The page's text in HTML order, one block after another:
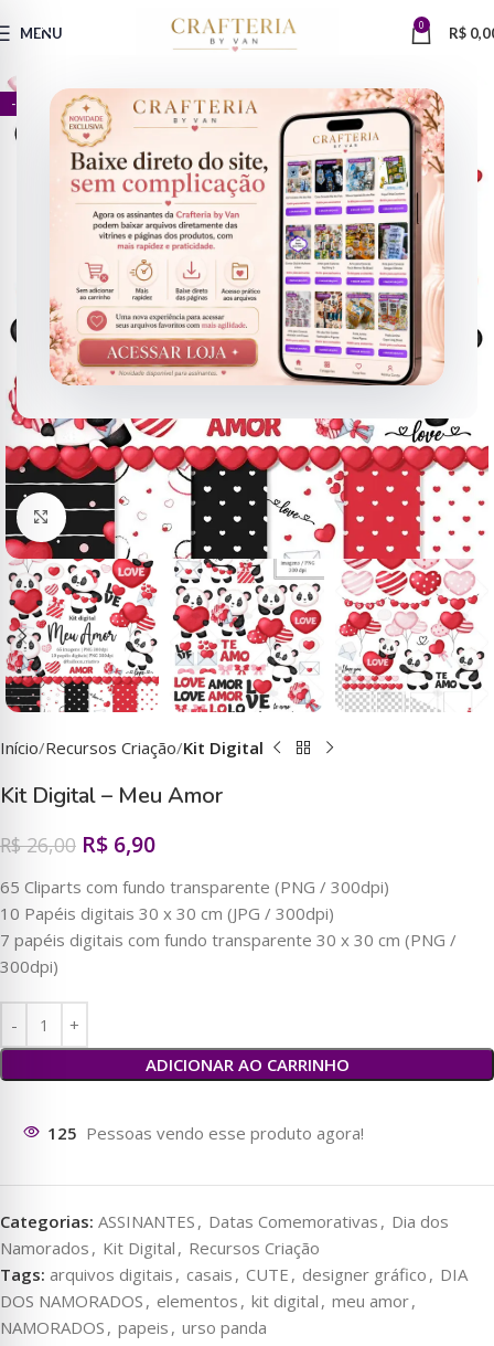
MENU 0 R$
- 73%
Clique para ampliar
Início Recursos Criação Kit Digital
Kit Digital – Meu Amor
R$26,00 R$ 6,90
65 Cliparts com fundo transparente (PNG / 300dpi)
10 Papéis digitais 30 x 30 cm (JPG / 300dpi)
7 papéis digitais com fundo transparente 30 x 30 cm (PNG /
300dpi)
ADICIONAR AO CARRINHO
125 Pessoas vendo esse produto agora!
Categorias: ASSINANTES , Datas Comemorativas , Dia dos
Namorados , Kit Digital , Recursos Criação
Tags: arquivos digitais , casais , CUTE , designer gráfico , DIA
DOS NAMORADOS , elementos , kit digital , meu amor,
NAMORADOS , papeis , urso panda